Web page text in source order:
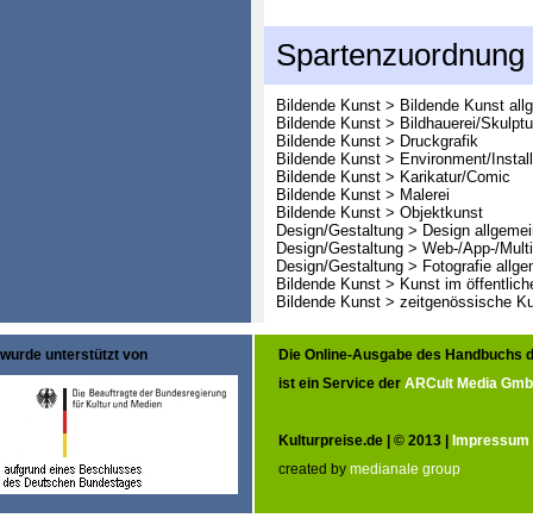
Spartenzuordnung
Bildende Kunst > Bildende Kunst
Bildende Kunst > Bildhauerei/
Bildende Kunst > Druckgrafik
Bildende Kunst > Environment/
Bildende Kunst > Karikatur/Comic
Bildende Kunst > Malerei
Bildende Kunst > Objektkunst
Design/Gestaltung > Design
Design/Gestaltung > Web-/App-/
Design/Gestaltung > Fotografie
Bildende Kunst > Kunst im
Bildende Kunst > zeitgenössische
wurde unterstützt von
Die Online-Ausgabe des Handbuchs
ist ein Service der ARCult Media
Kulturpreise.de | © 2013 | Impressum
created by medianale group